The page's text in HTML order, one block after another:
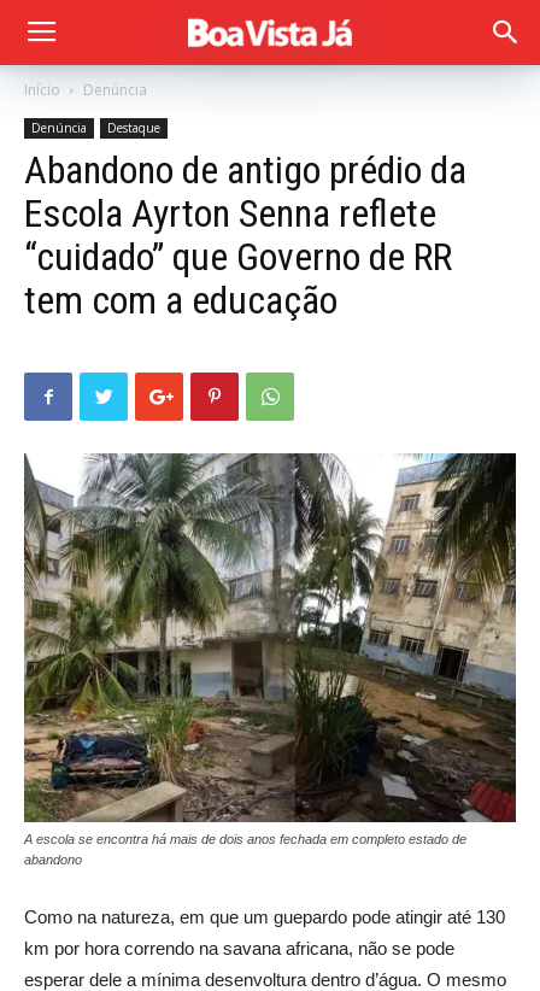
Início Denúncia
Denúncia Destaque
Abandono de antigo prédio da
Escola Ayrton Senna reflete
“cuidado” que Governo de RR
tem com a educação
A escola se encontra há mais de dois anos fechada em completo estado de
abandono
Como na natureza, em que um guepardo pode atingir até 130
km por hora correndo na savana africana, não se pode
esperar dele a mínima desenvoltura dentro d’água. O mesmo